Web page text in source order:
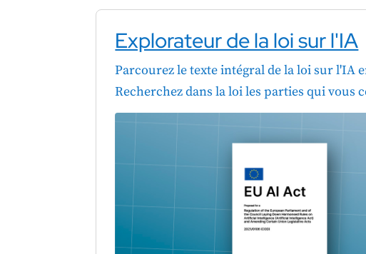
Explorateur de la loi sur l'IA
Parcourez le texte intégral de la loi sur l'IA
Recherchez dans la loi les parties qui vous